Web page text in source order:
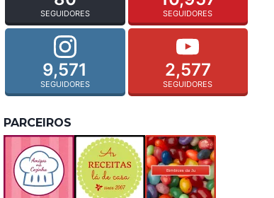
SEGUIDORES SEGUIDORES
9,571
SEGUIDORES
2,577
SEGUIDORES
PARCEIROS